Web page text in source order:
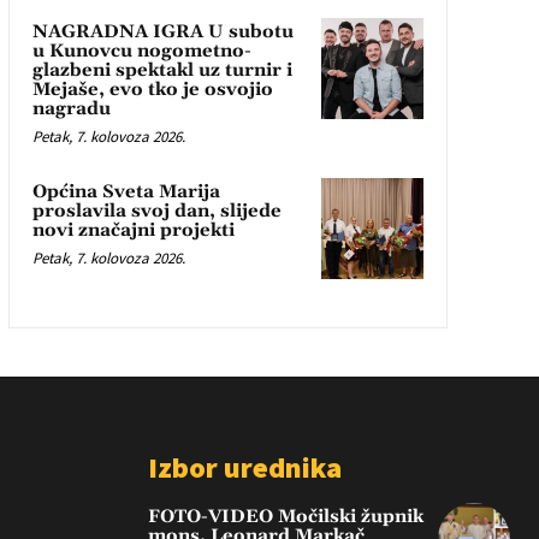
NAGRADNA IGRA U subotu
u Kunovcu nogometno-
glazbeni spektakl uz turnir i
Mejaše, evo tko je osvojio
nagradu
Petak, 7. kolovoza 2026.
Općina Sveta Marija
proslavila svoj dan, slijede
novi značajni projekti
Petak, 7. kolovoza 2026.
Izbor urednika
FOTO-VIDEO Močilski župnik